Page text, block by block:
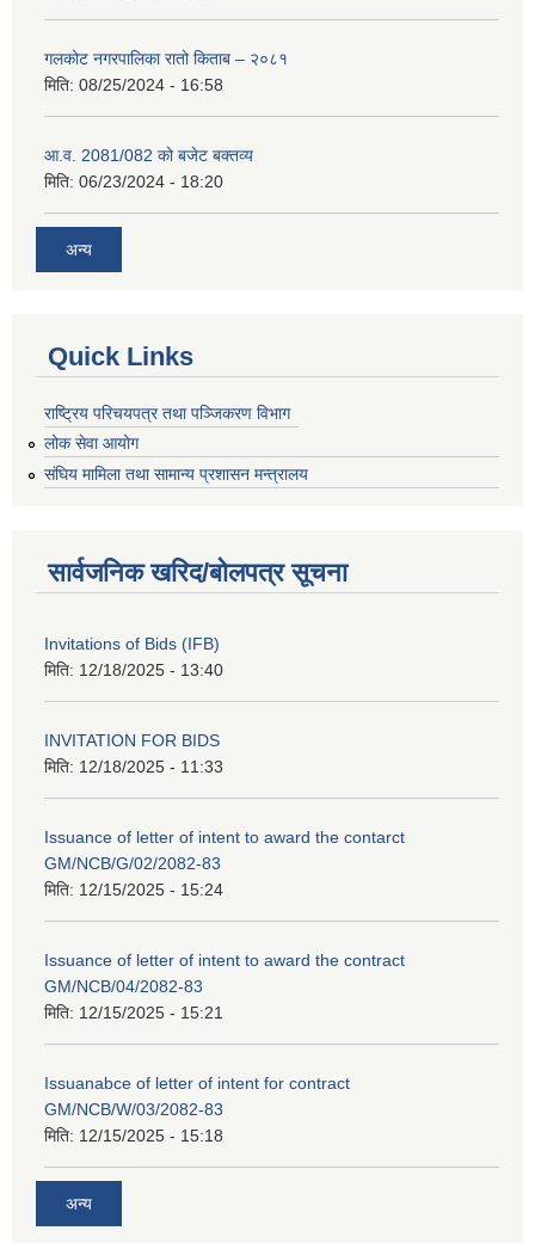
गलकोट नगरपालिका रातो किताब – २०८१
मिति: 08/25/2024 - 16:58
आ.व. 2081/082 को बजेट बक्तव्य
मिति: 06/23/2024 - 18:20
अन्य
Quick Links
राष्ट्रिय परिचयपत्र तथा पञ्जिकरण विभाग
लोक सेवा आयोग
संघिय मामिला तथा सामान्य प्रशासन मन्त्रालय
सार्वजनिक खरिद/बोलपत्र सूचना
Invitations of Bids (IFB)
मिति: 12/18/2025 - 13:40
INVITATION FOR BIDS
मिति: 12/18/2025 - 11:33
Issuance of letter of intent to award the contarct
GM/NCB/G/02/2082-83
मिति: 12/15/2025 - 15:24
Issuance of letter of intent to award the contract
GM/NCB/04/2082-83
मिति: 12/15/2025 - 15:21
Issuanabce of letter of intent for contract
GM/NCB/W/03/2082-83
मिति: 12/15/2025 - 15:18
अन्य